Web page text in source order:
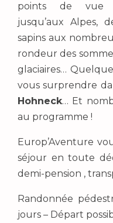
points de vue
jusqu’aux Alpes,
sapins aux
rondeur des
glaciaires…
vous surprendre
Hohneck… Et
au programme !
Europ’Aventure
séjour en toute
demi-pension ,
Randonnée
jours – Départ